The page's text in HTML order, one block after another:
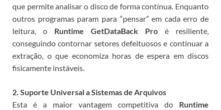
que permite analisar o disco de forma contínua. Enquanto
outros programas param para “pensar” em cada erro de
leitura, o Runtime GetDataBack Pro é resiliente,
conseguindo contornar setores defeituosos e continuar a
extração, o que economiza horas de espera em discos
fisicamente instáveis.
2. Suporte Universal a Sistemas de Arquivos
Esta é a maior vantagem competitiva do Runtime